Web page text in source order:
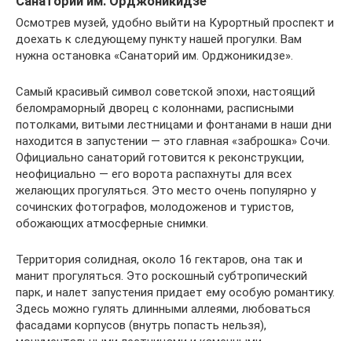
Осмотрев музей, удобно выйти на Курортный проспект и
доехать к следующему пункту нашей прогулки. Вам
нужна остановка «Санаторий им. Орджоникидзе».
Самый красивый символ советской эпохи, настоящий
беломраморный дворец с колоннами, расписными
потолками, витыми лестницами и фонтанами в наши дни
находится в запустении — это главная «заброшка» Сочи.
Официально санаторий готовится к реконструкции,
неофициально — его ворота распахнуты для всех
желающих прогуляться. Это место очень популярно у
сочинских фотографов, молодоженов и туристов,
обожающих атмосферные снимки.
Территория солидная, около 16 гектаров, она так и
манит прогуляться. Это роскошный субтропический
парк, и налет запустения придает ему особую романтику.
Здесь можно гулять длинными аллеями, любоваться
фасадами корпусов (внутрь попасть нельзя),